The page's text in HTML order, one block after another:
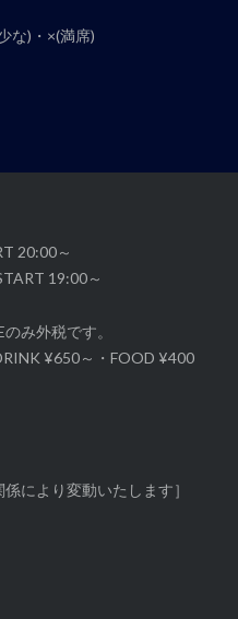
な)・×(満席)
20:00～
19:00～
み外税です。
¥650～・FOOD ¥400
により変動いたします］